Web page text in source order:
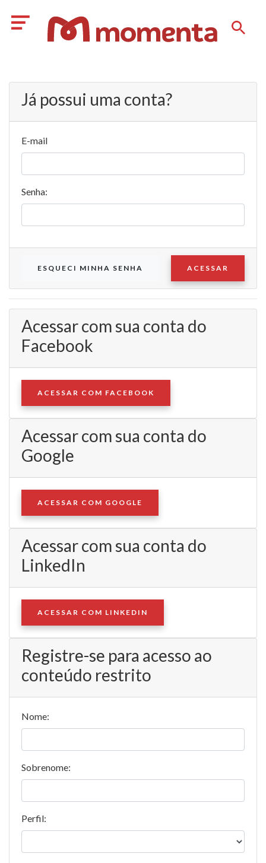
Já possui uma conta?
E-mail
Senha:
ESQUECI MINHA SENHA ACESSAR
Acessar com sua conta do
Facebook
ACESSAR COM FACEBOOK
Acessar com sua conta do
Google
ACESSAR COM GOOGLE
Acessar com sua conta do
LinkedIn
ACESSAR COM LINKEDIN
Registre-se para acesso ao
conteúdo restrito
Nome:
Sobrenome:
Perfil: